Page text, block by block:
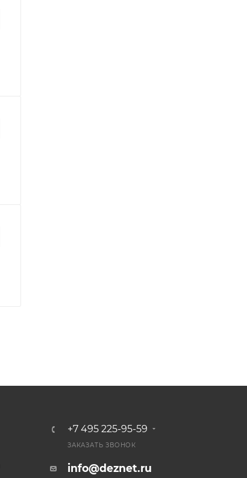
+7 495 225-95-59
ЗАКАЗАТЬ ЗВОНОК
info@deznet.ru